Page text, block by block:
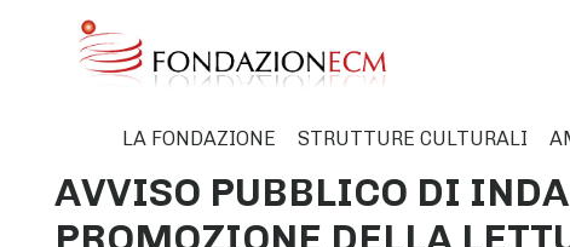
LA FONDAZIONE STRUTTURE CULTURALI
AVVISO PUBBLICO DI